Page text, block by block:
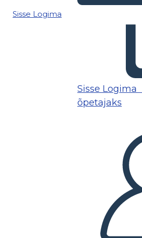
Sisse Logima
Sisse Logima
õpetajaks